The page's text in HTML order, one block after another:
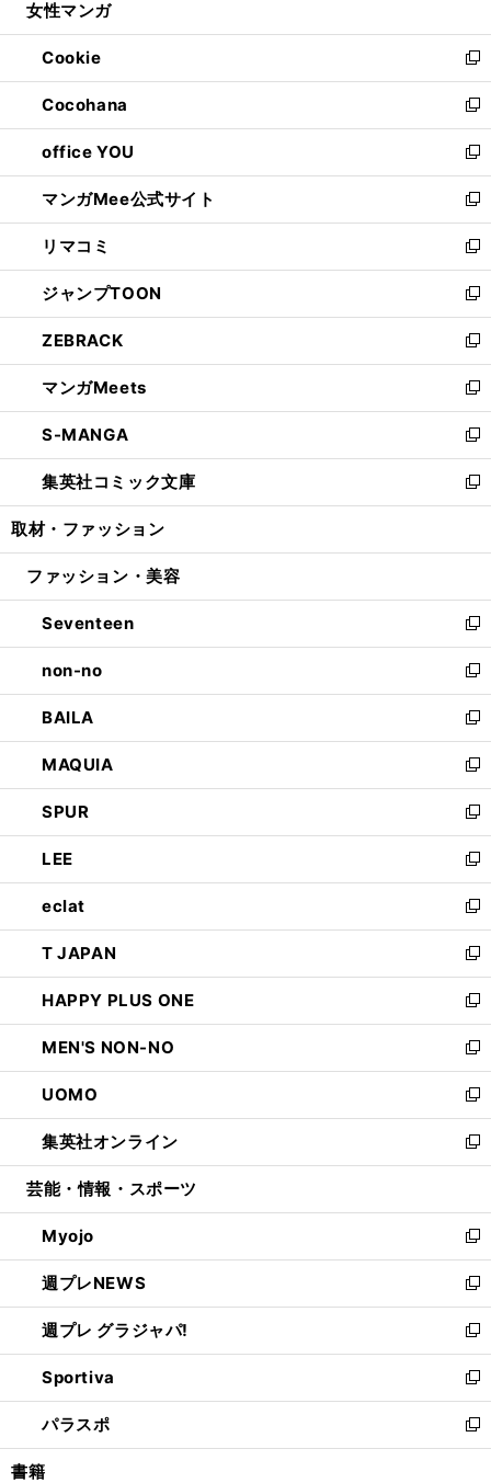
開
く
ウ
で
開
く
ン
ド
ウ
で
開
く
ウ
ィ
ン
ド
ウ
で
開
く
女性マンガ
Cookie
新
し
い
ウ
ィ
ン
ド
ウ
で
開
く
Cocohana
新
し
い
ウ
ィ
ン
ド
ウ
で
開
く
office YOU
新
し
い
ウ
ィ
ン
ド
ウ
で
開
く
マンガMee公式サイト
新
し
い
ウ
ィ
ン
ド
ウ
で
開
く
リマコミ
新
し
い
ウ
ィ
ン
ド
ウ
で
開
く
ジャンプTOON
新
し
い
ウ
ィ
ン
ド
ウ
で
開
ZEBRACK
新
し
い
ウ
ィ
ン
ド
ウ
開
マンガMeets
新
し
い
ウ
ィ
ン
ウ
開
く
S-MANGA
新
し
い
ウ
ン
ウ
で
開
く
集英社コミック文庫
新
し
ウ
ン
ド
ウ
で
開
く
取材・ファッション
ファッション・美容
Seventeen
新
し
い
ウ
ィ
ン
ド
ウ
で
開
く
non-no
新
し
い
ウ
ィ
ン
ド
ウ
で
開
く
BAILA
新
し
い
ウ
ィ
ン
ド
ウ
で
開
く
MAQUIA
新
し
い
ウ
ィ
ン
ド
ウ
で
開
く
SPUR
新
し
い
ウ
ィ
ン
ド
ウ
で
開
く
LEE
新
し
い
ウ
ィ
ン
ド
ウ
で
開
く
eclat
新
し
い
ウ
ィ
ン
ド
ウ
で
開
く
T JAPAN
新
し
い
ウ
ィ
ン
ド
ウ
で
開
HAPPY PLUS ONE
新
し
い
ウ
ィ
ン
ド
ウ
開
く
MEN'S NON-NO
新
し
い
ウ
ィ
ン
ウ
で
開
く
UOMO
新
し
い
ウ
ン
ド
ウ
で
開
く
集英社オンライン
新
し
ウ
ィ
ン
ド
ウ
で
開
く
芸能・情報・スポーツ
Myojo
新
し
い
ウ
ィ
ン
ド
ウ
で
開
週プレNEWS
新
し
い
ウ
ィ
ン
ド
ウ
週プレ グラジャパ!
新
し
い
ウ
ィ
ン
Sportiva
新
し
い
ウ
パラスポ
新
し
書籍